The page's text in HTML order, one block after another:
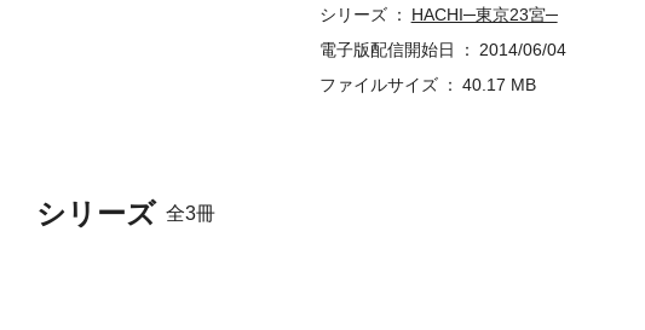
シリーズ 全3冊
シリーズ
HACHI─東京23宮─
電子版配信開始日
2014/06/04
ファイルサイズ
40.17 MB